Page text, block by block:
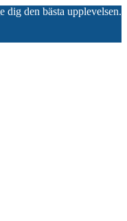
dig den bästa upplevelsen.